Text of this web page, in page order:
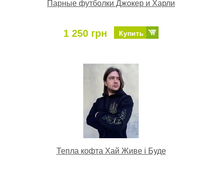
Парные футболки Джокер и Харли
1 250 грн Купить
Тепла кофта Хай Живе і Буде